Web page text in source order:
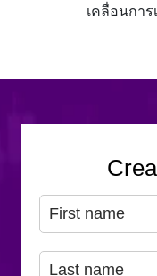
เคลื่อนกา